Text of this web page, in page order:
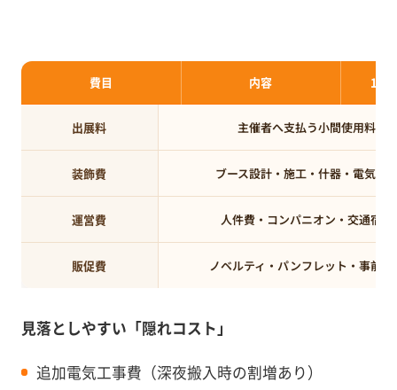
費目 内容 1小
出展料 主催者へ支払う小間使用料
装飾費 ブース設計・施工・什器・電気工
運営費 人件費・コンパニオン・交通宿泊
販促費 ノベルティ・パンフレット・事前集
見落としやすい「隠れコスト」
追加電気工事費（深夜搬入時の割増あり）